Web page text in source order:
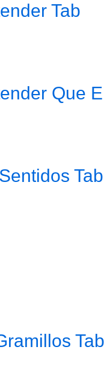
Tab
Que
Tab
Tab